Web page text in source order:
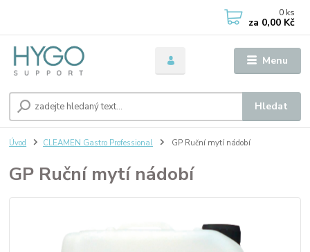
Menu
Hledat
0 ks
za 0,00 Kč
Úvod CLEAMEN Gastro Professional GP Ruční mytí nádobí
GP Ruční mytí nádobí